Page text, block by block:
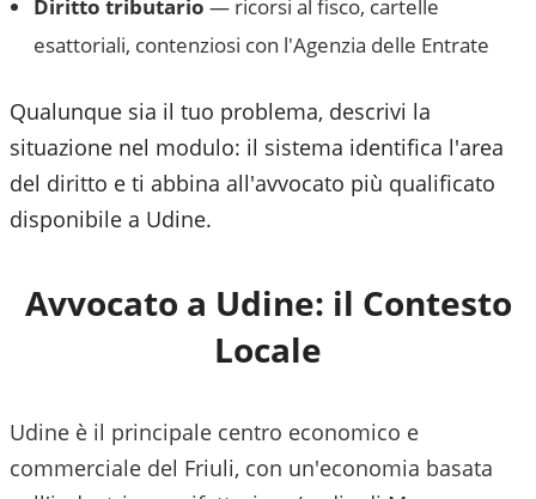
Diritto tributario — ricorsi al fisco, cartelle
esattoriali, contenziosi con l'Agenzia delle Entrate
Qualunque sia il tuo problema, descrivi la
situazione nel modulo: il sistema identifica l'area
del diritto e ti abbina all'avvocato più qualificato
disponibile a Udine.
Avvocato a Udine: il Contesto
Locale
Udine è il principale centro economico e
commerciale del Friuli, con un'economia basata